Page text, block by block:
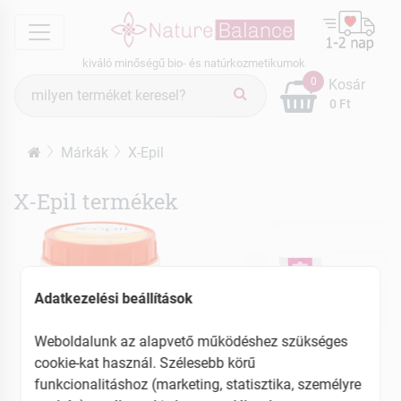
menu
kiváló minőségű bio- és natúrkozmetikumok
keresés
0
0 Ft
Kosár
Márkák X-Epil
X-Epil termékek
Adatkezelési beállítások
Weboldalunk az alapvető működéshez szükséges
cookie-kat használ. Szélesebb körű
funkcionalitáshoz (marketing, statisztika, személyre